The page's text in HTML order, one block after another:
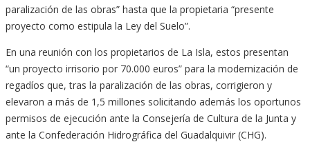
paralización de las obras” hasta que la propietaria “presente
proyecto como estipula la Ley del Suelo”.
En una reunión con los propietarios de La Isla, estos presentan
“un proyecto irrisorio por 70.000 euros” para la modernización de
regadíos que, tras la paralización de las obras, corrigieron y
elevaron a más de 1,5 millones solicitando además los oportunos
permisos de ejecución ante la Consejería de Cultura de la Junta y
ante la Confederación Hidrográfica del Guadalquivir (CHG).